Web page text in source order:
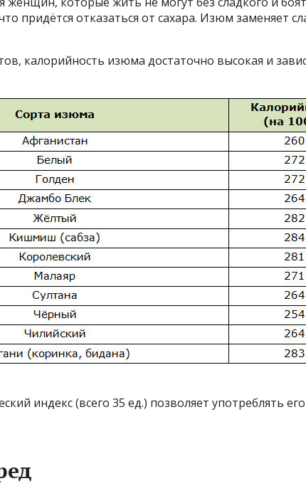
придётся отказаться от сахара. Изюм заменяет
калорийность изюма достаточно высокая и
индекс (всего 35 ед.) позволяет употреблять